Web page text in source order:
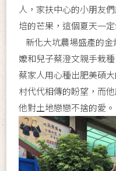
人，家扶中心的小朋友
培的芒果，這個夏天一定
新化大坑農場盛產的
嬤和兒子蔡澄文親手栽
蔡家人用心種出肥美碩
村代代相傳的盼望，而
他對土地戀戀不捨的愛。